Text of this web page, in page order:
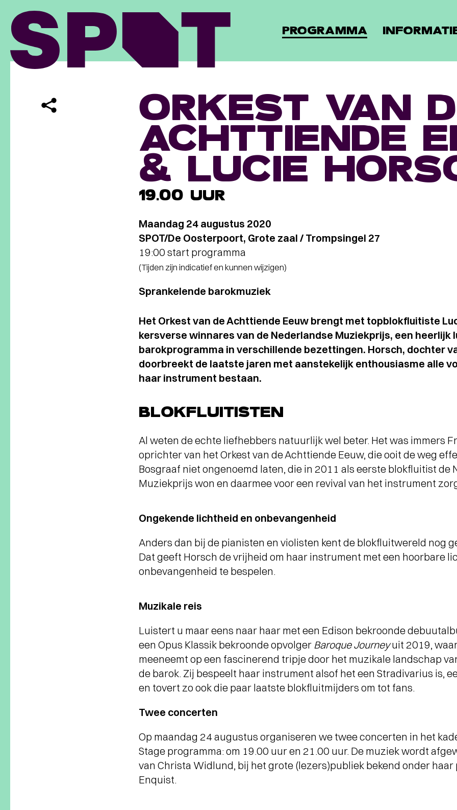
PROGRAMMA
ORKEST VAN
ACHTTIENDE
& LUCIE
19.00 UUR
Maandag 24 augustus 2020
SPOT/De Oosterpoort, Grote zaal / Trompsingel 27
19:00 start programma
(Tijden zijn indicatief en kunnen wijzigen)
Sprankelende barokmuziek
Het Orkest van de Achttiende Eeuw brengt met topblokfluitiste
kersverse winnares van de Nederlandse Muziekprijs, een heerlijk
barokprogramma in verschillende bezettingen. Horsch, dochter
doorbreekt de laatste jaren met aanstekelijk enthousiasme alle
haar instrument bestaan.
BLOKFLUITISTEN
Al weten de echte liefhebbers natuurlijk wel beter. Het was immers
oprichter van het Orkest van de Achttiende Eeuw, die ooit de weg
Bosgraaf niet ongenoemd laten, die in 2011 als eerste blokfluitist de
Muziekprijs won en daarmee voor een revival van het instrument
Ongekende lichtheid en onbevangenheid
Anders dan bij de pianisten en violisten kent de blokfluitwereld nog
Dat geeft Horsch de vrijheid om haar instrument met een hoorbare
onbevangenheid te bespelen.
Muzikale reis
Luistert u maar eens naar haar met een Edison bekroonde
een Opus Klassik bekroonde opvolger Baroque Journeyuit 2019,
meeneemt op een fascinerend tripje door het muzikale landschap
de barok. Zij bespeelt haar instrument alsof het een Stradivarius is,
en tovert zo ook die paar laatste blokfluitmijders om tot fans.
Twee concerten
Op maandag 24 augustus organiseren we twee concerten in het
Stage programma: om 19.00 uur en 21.00 uur. De muziek wordt
van Christa Widlund, bij het grote (lezers)publiek bekend onder haar
Enquist.